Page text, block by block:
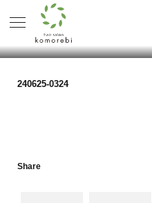
240625-0324
Share